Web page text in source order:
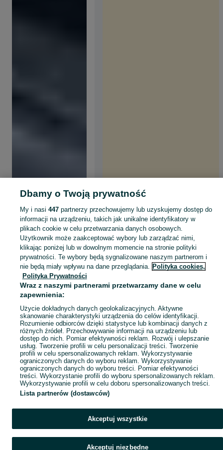
Dbamy o Twoją prywatność
My i nasi 447partnerzy przechowujemy lub uzyskujemy dostęp do
informacji na urządzeniu, takich jak unikalne identyfikatory w
plikach cookie w celu przetwarzania danych osobowych.
Użytkownik może zaakceptować wybory lub zarządzać nimi,
klikając poniżej lub w dowolnym momencie na stronie polityki
prywatności. Te wybory będą sygnalizowane naszym partnerom i
nie będą miały wpływu na dane przeglądania. Polityka cookies,
Polityka Prywatności
Wraz z naszymi partnerami przetwarzamy dane w celu
zapewnienia:
Użycie dokładnych danych geolokalizacyjnych. Aktywne
skanowanie charakterystyki urządzenia do celów identyfikacji.
Rozumienie odbiorców dzięki statystyce lub kombinacji danych z
różnych źródeł. Przechowywanie informacji na urządzeniu lub
dostęp do nich. Pomiar efektywności reklam. Rozwój i ulepszanie
usług. Tworzenie profili w celu personalizacji treści. Tworzenie
profili w celu spersonalizowanych reklam. Wykorzystywanie
ograniczonych danych do wyboru reklam. Wykorzystywanie
ograniczonych danych do wyboru treści. Pomiar efektywności
treści. Wykorzystanie profili do wyboru spersonalizowanych reklam.
Wykorzystywanie profili w celu doboru spersonalizowanych treści.
Lista partnerów (dostawców)
Akceptuj wszystkie
Akceptuj niezbędne